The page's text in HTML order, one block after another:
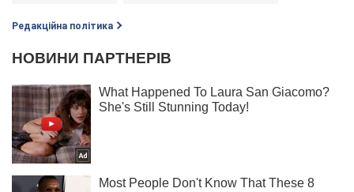
Редакційна політика